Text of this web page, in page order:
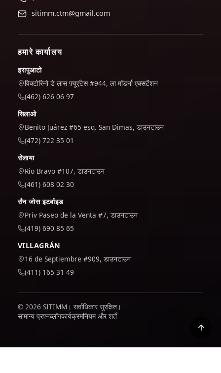
sitimm.ctm@gmail.com
हमारे कार्यालय
इरापुआटो
विक्टोरिनो डे लास फ़्यूएंटेस #944, ला मॉडर्ना एक्सटेंशन
(462) 626 06 97
सिलाओ
Benito Juárez #65 esq. San Dimas, डाउनटाउन
(472) 722 35 01
सेलाया
Rio Bravo #107, डाउनटाउन
(461) 608 02 30
सैन जोस इटर्बाइड
Priv Paseo de la Venta #7, डाउनटाउन
(419) 690 85 65
VILLAGRÁN
16 de Septiembre #909, डाउनटाउन
(411) 165 31 49
© 2026 SITIMM। सर्वाधिकार सुरक्षित।
सामान्य प्रश्नब्लॉगकार्यक्रमनियम और शर्तें